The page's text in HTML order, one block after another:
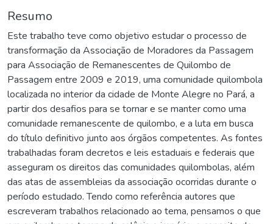
Resumo
Este trabalho teve como objetivo estudar o processo de
transformação da Associação de Moradores da Passagem
para Associação de Remanescentes de Quilombo de
Passagem entre 2009 e 2019, uma comunidade quilombola
localizada no interior da cidade de Monte Alegre no Pará, a
partir dos desafios para se tornar e se manter como uma
comunidade remanescente de quilombo, e a luta em busca
do título definitivo junto aos órgãos competentes. As fontes
trabalhadas foram decretos e leis estaduais e federais que
asseguram os direitos das comunidades quilombolas, além
das atas de assembleias da associação ocorridas durante o
período estudado. Tendo como referência autores que
escreveram trabalhos relacionado ao tema, pensamos o que